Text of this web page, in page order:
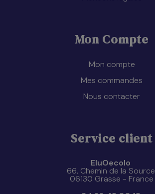
Mon Compte
Mon compte
Mes commandes
Nous contacter
Service client
EluOecolo
66, Chemin de la Source
06130 Grasse - France